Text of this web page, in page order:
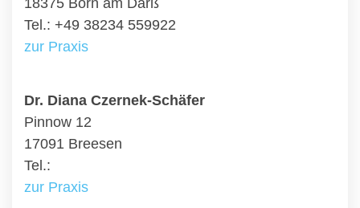
18375 Born am Darß
Tel.: +49 38234 559922
zur Praxis
Dr. Diana Czernek-Schäfer
Pinnow 12
17091 Breesen
Tel.:
zur Praxis